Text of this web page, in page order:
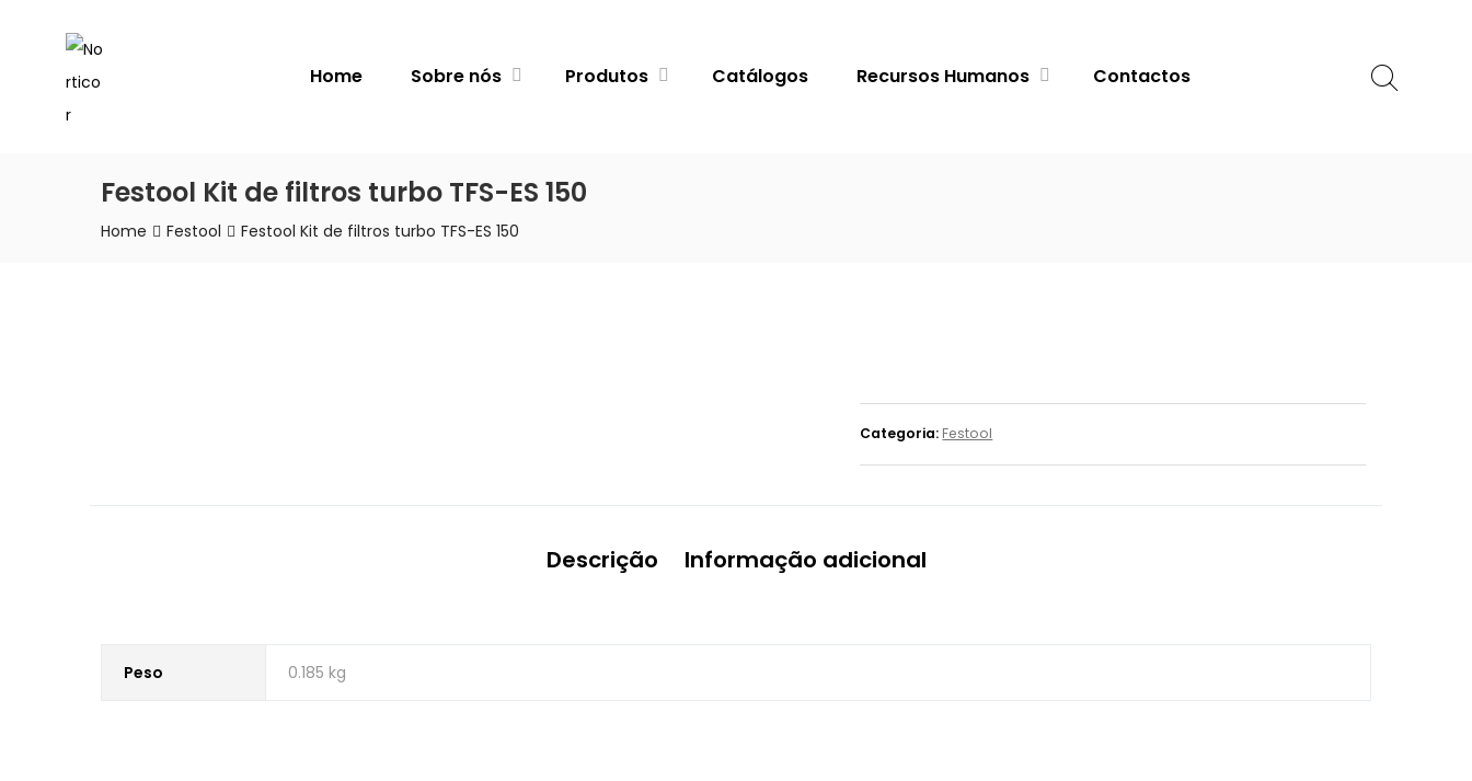
NORTICOR
Home Sobre nós Produtos Catálogos Recursos Humanos Contactos
Festool Kit de filtros turbo TFS-ES 150
Home Festool Festool Kit de filtros turbo TFS-ES 150
Categoria: Festool
Descrição Informação adicional
Peso 0.185 kg